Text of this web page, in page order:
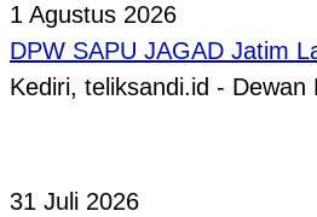
1 Agustus 2026
DPW SAPU JAGAD Jatim
Kediri, teliksandi.id -
31 Juli 2026